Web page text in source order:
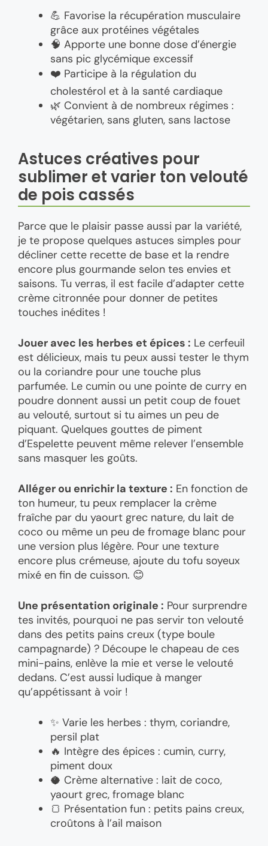
💪 Favorise la récupération musculaire
grâce aux protéines végétales
🧠 Apporte une bonne dose d’énergie
sans pic glycémique excessif
❤️ Participe à la régulation du
cholestérol et à la santé cardiaque
🌿 Convient à de nombreux régimes :
végétarien, sans gluten, sans lactose
Astuces créatives pour
sublimer et varier ton velouté
de pois cassés
Parce que le plaisir passe aussi par la variété,
je te propose quelques astuces simples pour
décliner cette recette de base et la rendre
encore plus gourmande selon tes envies et
saisons. Tu verras, il est facile d’adapter cette
crème citronnée pour donner de petites
touches inédites !
Jouer avec les herbes et épices : Le cerfeuil
est délicieux, mais tu peux aussi tester le thym
ou la coriandre pour une touche plus
parfumée. Le cumin ou une pointe de curry en
poudre donnent aussi un petit coup de fouet
au velouté, surtout si tu aimes un peu de
piquant. Quelques gouttes de piment
d’Espelette peuvent même relever l’ensemble
sans masquer les goûts.
Alléger ou enrichir la texture : En fonction de
ton humeur, tu peux remplacer la crème
fraîche par du yaourt grec nature, du lait de
coco ou même un peu de fromage blanc pour
une version plus légère. Pour une texture
encore plus crémeuse, ajoute du tofu soyeux
mixé en fin de cuisson. 😊
Une présentation originale : Pour surprendre
tes invités, pourquoi ne pas servir ton velouté
dans des petits pains creux (type boule
campagnarde) ? Découpe le chapeau de ces
mini-pains, enlève la mie et verse le velouté
dedans. C’est aussi ludique à manger
qu’appétissant à voir !
✨ Varie les herbes : thym, coriandre,
persil plat
🔥 Intègre des épices : cumin, curry,
piment doux
🥥 Crème alternative : lait de coco,
yaourt grec, fromage blanc
🍞 Présentation fun : petits pains creux,
croûtons à l’ail maison